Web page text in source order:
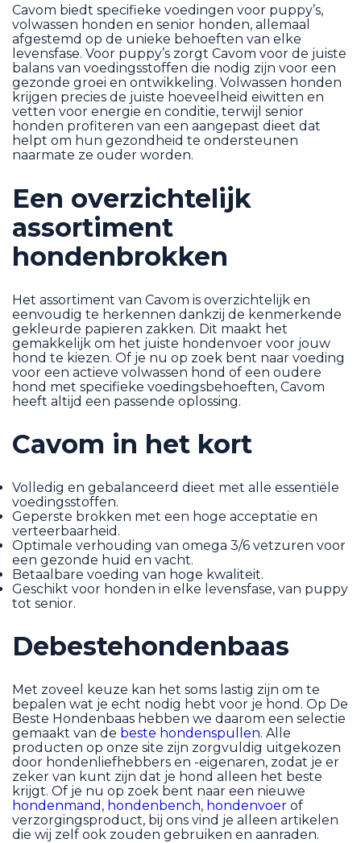
Cavom biedt specifieke voedingen voor puppy’s,
volwassen honden en senior honden, allemaal
afgestemd op de unieke behoeften van elke
levensfase. Voor puppy’s zorgt Cavom voor de juiste
balans van voedingsstoffen die nodig zijn voor een
gezonde groei en ontwikkeling. Volwassen honden
krijgen precies de juiste hoeveelheid eiwitten en
vetten voor energie en conditie, terwijl senior
honden profiteren van een aangepast dieet dat
helpt om hun gezondheid te ondersteunen
naarmate ze ouder worden.
Een overzichtelijk
assortiment
hondenbrokken
Het assortiment van Cavom is overzichtelijk en
eenvoudig te herkennen dankzij de kenmerkende
gekleurde papieren zakken. Dit maakt het
gemakkelijk om het juiste hondenvoer voor jouw
hond te kiezen. Of je nu op zoek bent naar voeding
voor een actieve volwassen hond of een oudere
hond met specifieke voedingsbehoeften, Cavom
heeft altijd een passende oplossing.
Cavom in het kort
Volledig en gebalanceerd dieet met alle essentiële
voedingsstoffen.
Geperste brokken met een hoge acceptatie en
verteerbaarheid.
Optimale verhouding van omega 3/6 vetzuren voor
een gezonde huid en vacht.
Betaalbare voeding van hoge kwaliteit.
Geschikt voor honden in elke levensfase, van puppy
tot senior.
Debestehondenbaas
Met zoveel keuze kan het soms lastig zijn om te
bepalen wat je echt nodig hebt voor je hond. Op De
Beste Hondenbaas hebben we daarom een selectie
gemaakt van de beste hondenspullen. Alle
producten op onze site zijn zorgvuldig uitgekozen
door hondenliefhebbers en -eigenaren, zodat je er
zeker van kunt zijn dat je hond alleen het beste
krijgt. Of je nu op zoek bent naar een nieuwe
hondenmand , hondenbench, hondenvoer of
verzorgingsproduct, bij ons vind je alleen artikelen
die wij zelf ook zouden gebruiken en aanraden.